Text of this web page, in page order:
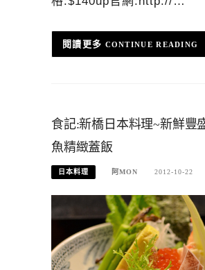
CONTINUE READING
食記:新橋日本料理~新鮮豐
魚精緻蓋飯
日本料理 阿MON 2012-10-22